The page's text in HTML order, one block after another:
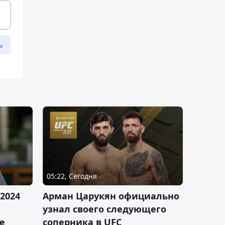
05:22, Сегодня
Арман Царукян официально
узнал своего следующего
соперника в UFC